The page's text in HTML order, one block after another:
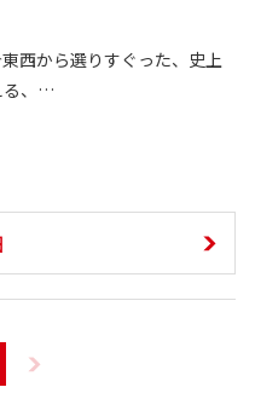
西から選りすぐった、史上
る、…